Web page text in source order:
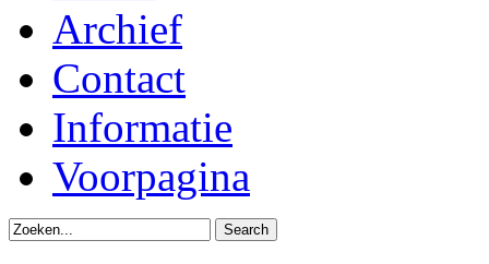
Archief
Contact
Informatie
Voorpagina